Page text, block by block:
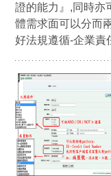
證的能力』,同時亦
體需求面可以分而
好法規遵循-企業責